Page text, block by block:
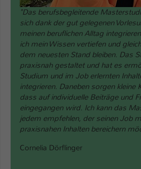
"Das berufsbegleitende
sich dank der gut gelegenen
meinen beruflichen Alltag
ich mein Wissen vertiefen und
dem neuesten Stand bleiben. Das
praxisnah gestaltet und hat es
Studium und im Job erlernten
integrieren. Daneben sorgen kleine
dass auf individuelle Beiträge und
eingegangen wird. Ich kann das
jedem empfehlen, der seinen Job
praxisnahen Inhalten bereichern
Cornelia Dörflinger